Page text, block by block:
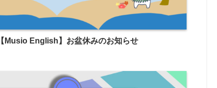
【Musio English】お盆休みのお知らせ